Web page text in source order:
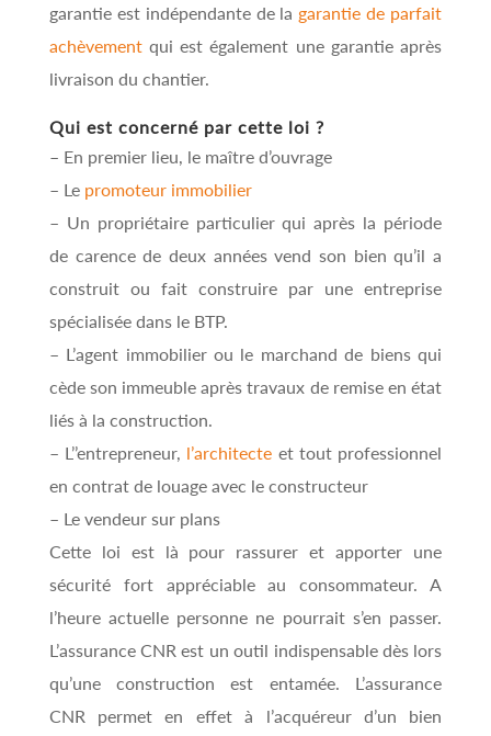
garantie est indépendante de la garantie de parfait
achèvementqui est également une garantie après
livraison du chantier.
Qui est concerné par cette loi ?
– En premier lieu, le maître d’ouvrage
– Le promoteur immobilier
– Un propriétaire particulier qui après la période
de carence de deux années vend son bien qu’il a
construit ou fait construire par une entreprise
spécialisée dans le BTP.
– L’agent immobilier ou le marchand de biens qui
cède son immeuble après travaux de remise en état
liés à la construction.
– L’’entrepreneur, l’architecte et tout professionnel
en contrat de louage avec le constructeur
– Le vendeur sur plans
Cette loi est là pour rassurer et apporter une
sécurité fort appréciable au consommateur. A
l’heure actuelle personne ne pourrait s’en passer.
L’assurance CNR est un outil indispensable dès lors
qu’une construction est entamée. L’assurance
CNR permet en effet à l’acquéreur d’un bien